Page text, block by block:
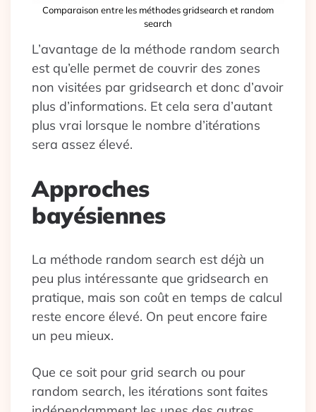
Comparaison entre les méthodes gridsearch et random
search
L’avantage de la méthode random search
est qu’elle permet de couvrir des zones
non visitées par gridsearch et donc d’avoir
plus d’informations. Et cela sera d’autant
plus vrai lorsque le nombre d’itérations
sera assez élevé.
Approches
bayésiennes
La méthode random search est déjà un
peu plus intéressante que gridsearch en
pratique, mais son coût en temps de calcul
reste encore élevé. On peut encore faire
un peu mieux.
Que ce soit pour grid search ou pour
random search, les itérations sont faites